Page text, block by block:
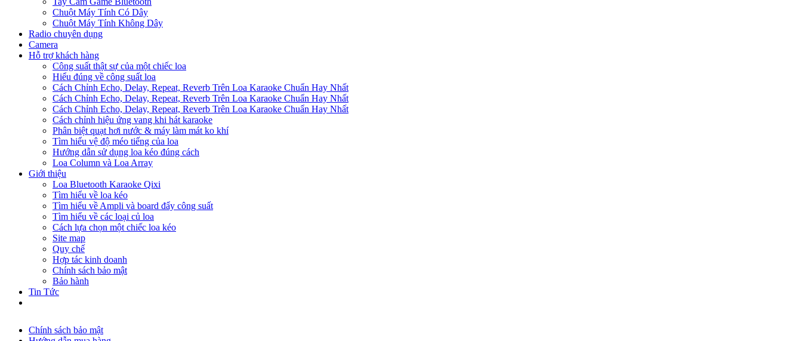
Chuột Máy Tính Có Dây
Chuột Máy Tính Không Dây
Radio chuyên dụng
Camera
Hỗ trợ khách hàng
Công suất thật sự của một chiếc loa
Hiểu đúng về công suất loa
Cách Chỉnh Echo, Delay, Repeat, Reverb Trên Loa Karaoke Chuẩn Hay Nhất
Cách Chỉnh Echo, Delay, Repeat, Reverb Trên Loa Karaoke Chuẩn Hay Nhất
Cách Chỉnh Echo, Delay, Repeat, Reverb Trên Loa Karaoke Chuẩn Hay Nhất
Cách chỉnh hiệu ứng vang khi hát karaoke
Phân biệt quạt hơi nước & máy làm mát ko khí
Tìm hiểu vệ độ méo tiếng của loa
Hướng dẫn sử dụng loa kéo đúng cách
Loa Column và Loa Array
Giới thiệu
Loa Bluetooth Karaoke Qixi
Tìm hiểu về loa kéo
Tìm hiểu về Ampli và board đẩy công suất
Tìm hiểu về các loại củ loa
Cách lựa chọn một chiếc loa kéo
Site map
Quy chế
Hợp tác kinh doanh
Chính sách bảo mật
Bảo hành
Tin Tức
Chính sách bảo mật